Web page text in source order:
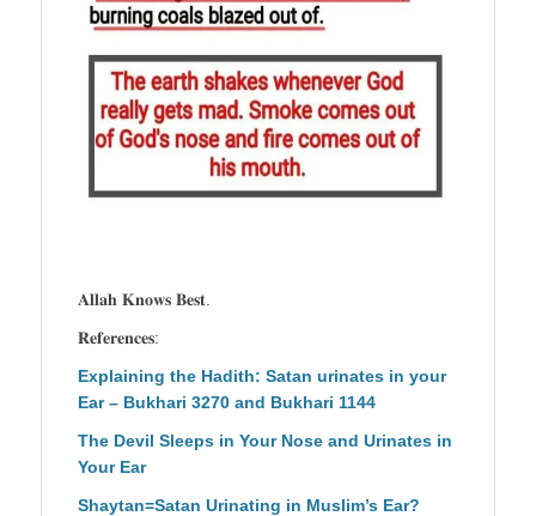
𝐀𝐥𝐥𝐚𝐡 𝐊𝐧𝐨𝐰𝐬 𝐁𝐞𝐬𝐭.
𝐑𝐞𝐟𝐞𝐫𝐞𝐧𝐜𝐞𝐬:
Explaining the Hadith: Satan urinates in your
Ear – Bukhari 3270 and Bukhari 1144
The Devil Sleeps in Your Nose and Urinates in
Your Ear
Shaytan=Satan Urinating in Muslim’s Ear?